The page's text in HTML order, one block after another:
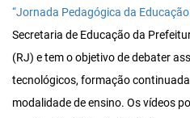
“Jornada Pedagógica da
Secretaria de Educação da
(RJ) e tem o objetivo de debater
tecnológicos, formação
modalidade de ensino. Os vídeos